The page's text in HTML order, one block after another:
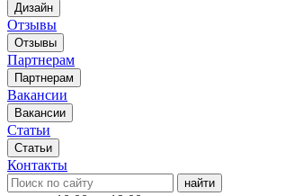
Дизайн
Отзывы
Отзывы
Партнерам
Партнерам
Вакансии
Вакансии
Статьи
Статьи
Контакты
найти